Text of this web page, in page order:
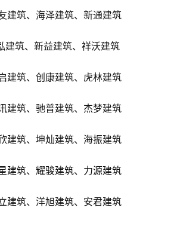
建筑、海泽建筑、新通建筑
建筑、新益建筑、祥沃建筑
建筑、创康建筑、虎林建筑
建筑、驰普建筑、杰梦建筑
建筑、坤灿建筑、海振建筑
建筑、耀骏建筑、力源建筑
建筑、洋旭建筑、安君建筑